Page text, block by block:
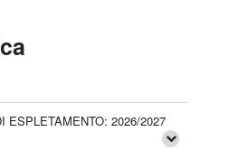
ESPLETAMENTO: 2026/2027